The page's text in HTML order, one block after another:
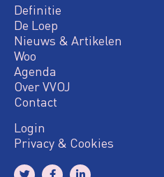
Definitie
De Loep
Nieuws & Artikelen
Woo
Agenda
Over VVOJ
Contact
Login
Privacy & Cookies